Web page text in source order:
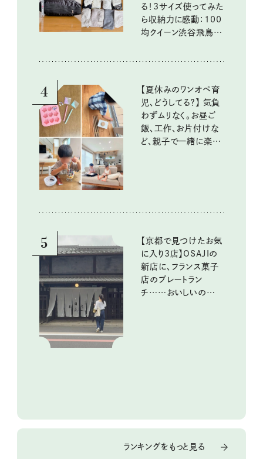
る！3サイズ使ってみた
ら収納力に感動：100
均クイーン渋谷飛鳥の
4
【夏休みのワンオペ育
児、どうしてる？】 気負
わずムリなく。お昼ご
飯、工作、お片付けな
ど、親子で一緒に楽し
5
【京都で見つけたお気
に入り3店】OSAJIの
新店に、フランス菓子
店のプレートラン
チ……おいしいのんび
ランキングをもっと見る